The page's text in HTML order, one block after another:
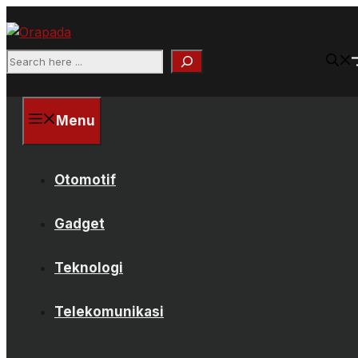
ke
isi
Search
Menu
Otomotif
Gadget
Teknologi
Telekomunikasi